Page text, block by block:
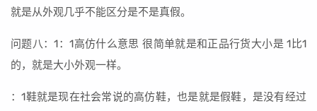
就是从外观几乎不能区分是不是真假。
问题八：1：1高仿什么意思 很简单就是和正品行货大小是 1比1
的，就是大小外观一样。
：1鞋就是现在社会常说的高仿鞋，也是就是假鞋，是没有经过